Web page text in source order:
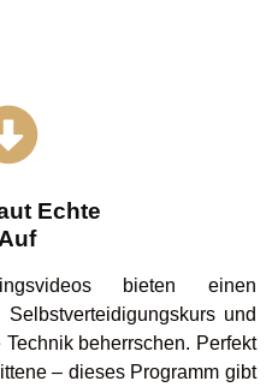
Echte
bieten einen
und
beherrschen. Perfekt
– dieses Programm gibt